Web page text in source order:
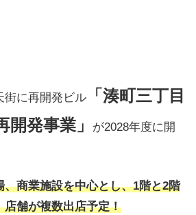
街に再開発ビル
「湊町三丁目
開発事業」
が2028年度に開
、商業施設を中心とし、1階と2階
店舗が複数出店予定！